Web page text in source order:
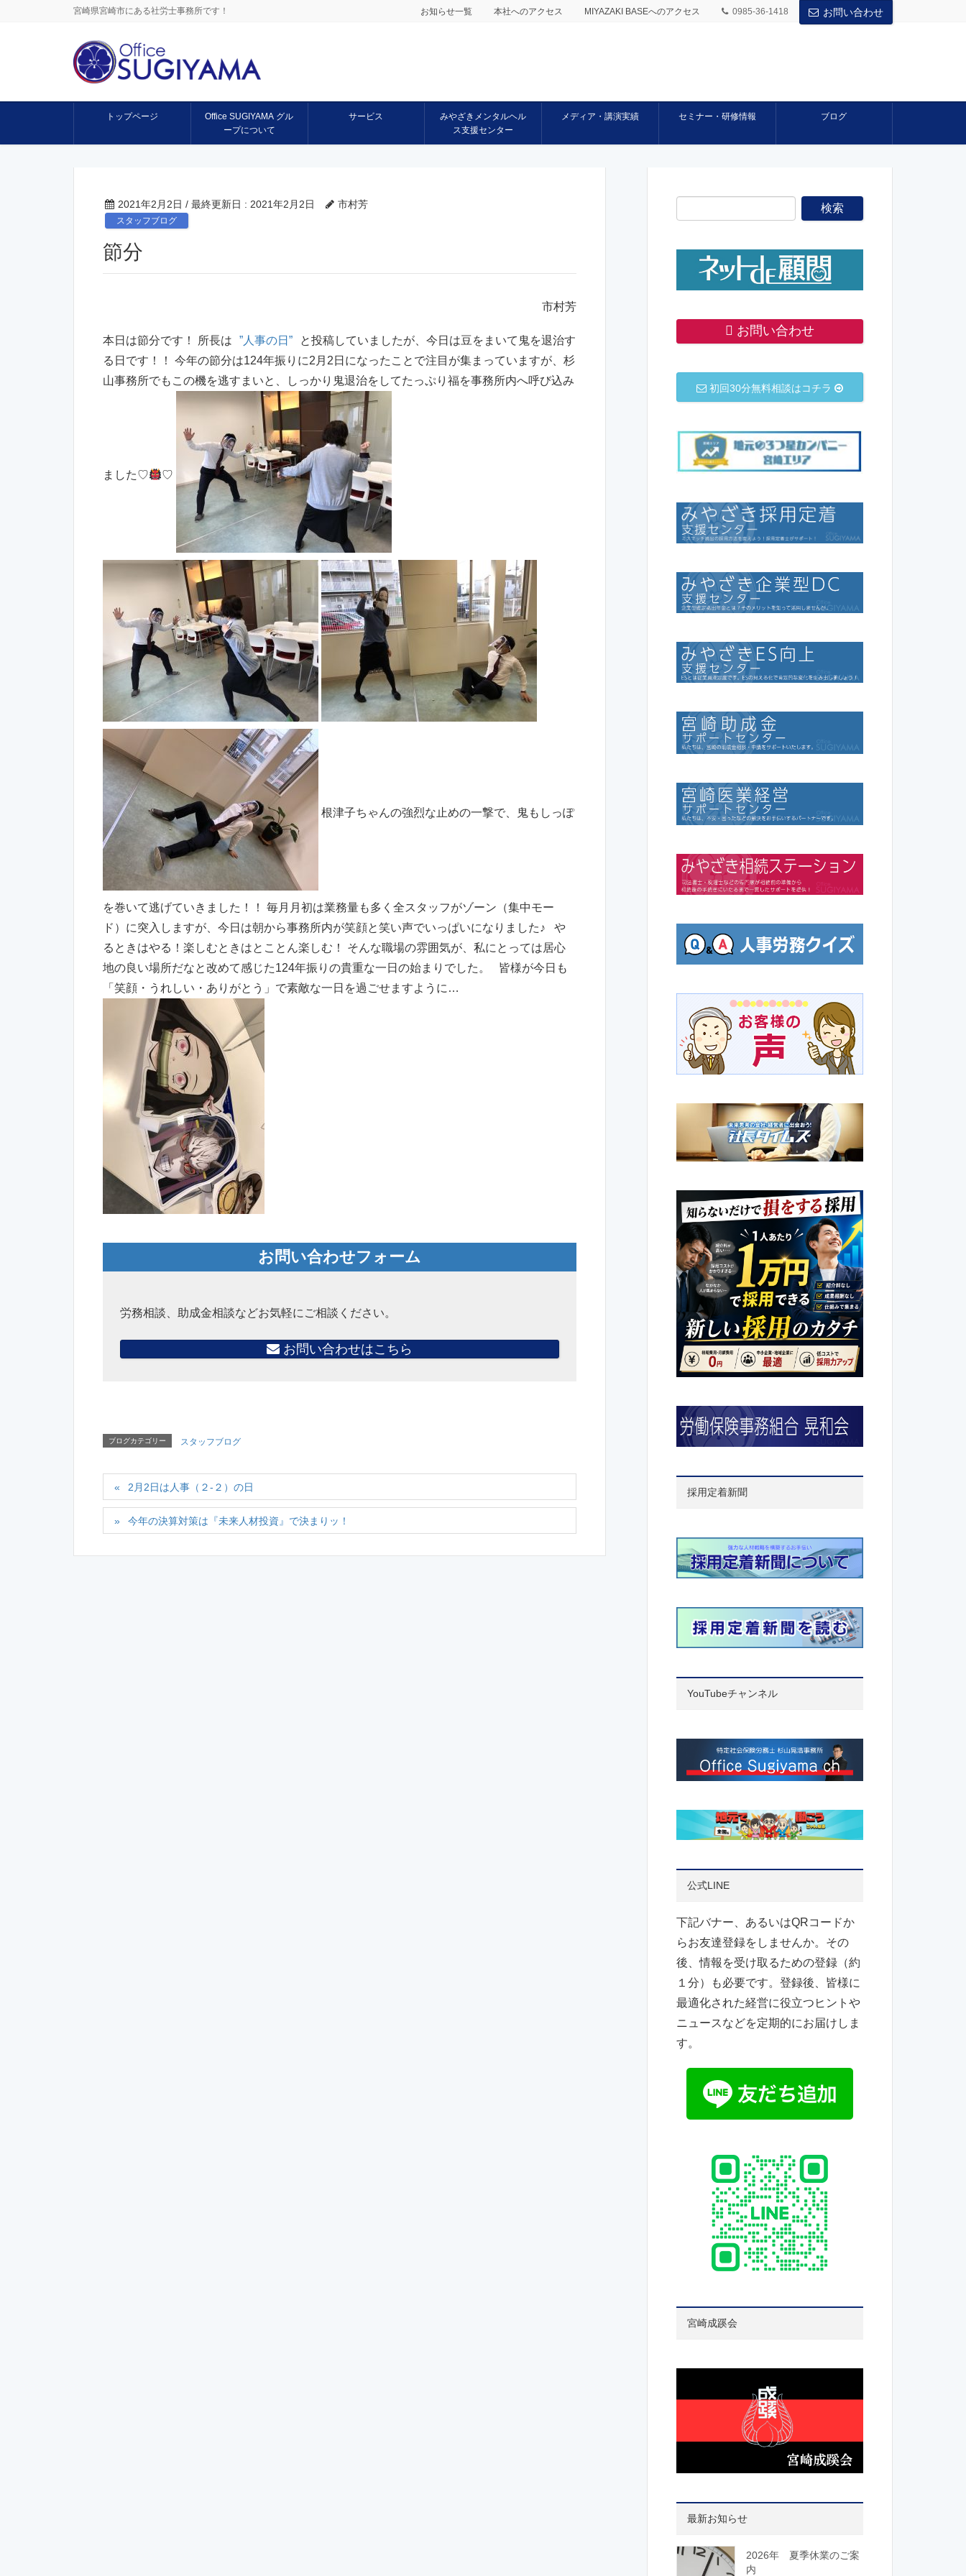
宮崎県宮崎市にある社労士事務所です！ お知らせ一覧 本社へのアクセス MIYAZAKI BASEへのアクセス 0985-36-1418 お問い合わせ
トップページ
Office SUGIYAMA グル
ープについて
サービス
みやざきメンタルヘル
ス支援センター
メディア・講演実績 セミナー・研修情報 ブログ
2021年2月2日 / 最終更新日 : 2021年2月2日 市村芳
スタッフブログ
節分
市村芳
本日は節分です！ 所長は ”人事の日”
と投稿していましたが、今日は豆をまいて鬼を退治す
る日です！！ 今年の節分は124年振りに2月2日になったことで注目が集まっていますが、杉
山事務所でもこの機を逃すまいと、しっかり鬼退治をしてたっぷり福を事務所内へ呼び込み
ました♡ ♡
根津子ちゃんの強烈な止めの一撃で、鬼もしっぽ
を巻いて逃げていきました！！ 毎月月初は業務量も多く全スタッフがゾーン（集中モー
ド）に突入しますが、今日は朝から事務所内が笑顔と笑い声でいっぱいになりました♪ や
るときはやる！楽しむときはとことん楽しむ！ そんな職場の雰囲気が、私にとっては居心
地の良い場所だなと改めて感じた124年振りの貴重な一日の始まりでした。 皆様が今日も
「笑顔・うれしい・ありがとう」で素敵な一日を過ごせますように…
お問い合わせフォーム
労務相談、助成金相談などお気軽にご相談ください。
お問い合わせはこちら
ブログカテゴリー スタッフブログ
2月2日は人事（２-２）の日
今年の決算対策は『未来人材投資』で決まりッ！
お問い合わせ
初回30分無料相談はコチラ
採用定着新聞
YouTubeチャンネル
公式LINE
下記バナー、あるいはQRコードか
らお友達登録をしませんか。その
後、情報を受け取るための登録（約
１分）も必要です。登録後、皆様に
最適化された経営に役立つヒントや
ニュースなどを定期的にお届けしま
す。
宮崎成蹊会
最新お知らせ
2026年 夏季休業のご案
内